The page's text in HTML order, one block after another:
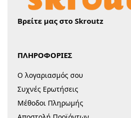
Βρείτε μας στο Skroutz
ΠΛΗΡΟΦΟΡΙΕΣ
Ο λογαριασμός σου
Συχνές Ερωτήσεις
Μέθοδοι Πληρωμής